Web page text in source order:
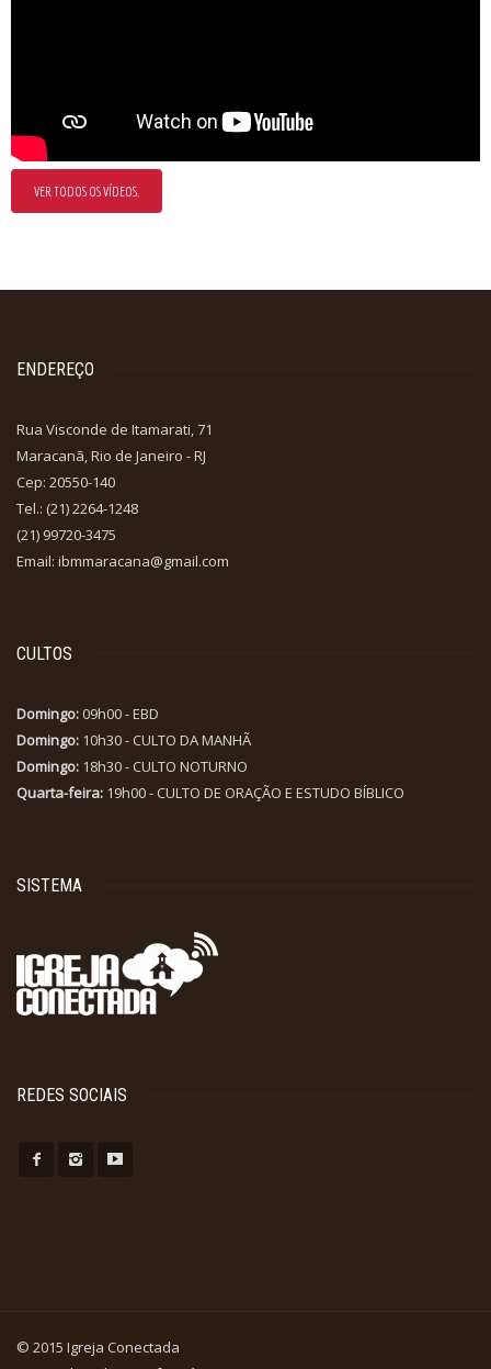
VER TODOS OS VÍDEOS.
ENDEREÇO
Rua Visconde de Itamarati, 71
Maracanã, Rio de Janeiro - RJ
Cep: 20550-140
Tel.: (21) 2264-1248
(21) 99720-3475
Email: ibmmaracana@gmail.com
CULTOS
Domingo:09h00 - EBD
Domingo: 10h30 - CULTO DA MANHÃ
Domingo: 18h30 - CULTO NOTURNO
Quarta-feira: 19h00 - CULTO DE ORAÇÃO E ESTUDO BÍBLICO
SISTEMA
REDES SOCIAIS
© 2015 Igreja Conectada